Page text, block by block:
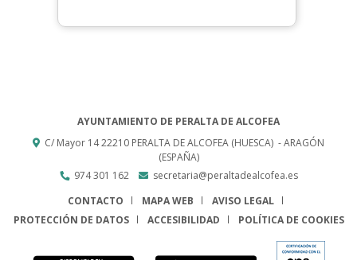
AYUNTAMIENTO DE PERALTA DE ALCOFEA
C/ Mayor 1422210 PERALTA DE ALCOFEA (HUESCA) - ARAGÓN
(ESPAÑA)
974 301 162
secretaria@peraltadealcofea.es
CONTACTO
MAPA WEB
AVISO LEGAL
PROTECCIÓN DE DATOS
ACCESIBILIDAD POLÍTICA DE COOKIES